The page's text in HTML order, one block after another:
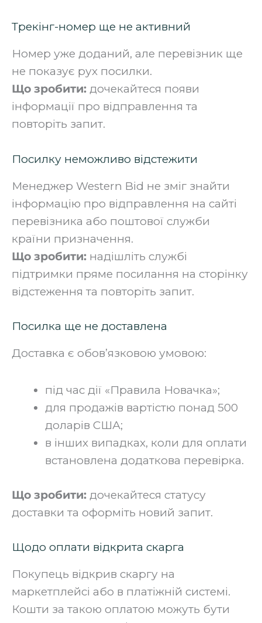
Трекінг-номер ще не активний
Номер уже доданий, але перевізник ще
не показує рух посилки.
Що зробити: дочекайтеся появи
інформації про відправлення та
повторіть запит.
Посилку неможливо відстежити
Менеджер Western Bid не зміг знайти
інформацію про відправлення на сайті
перевізника або поштової служби
країни призначення.
Що зробити: надішліть службі
підтримки пряме посилання на сторінку
відстеження та повторіть запит.
Посилка ще не доставлена
Доставка є обов’язковою умовою:
під час дії «Правила Новачка»;
для продажів вартістю понад 500
доларів США;
в інших випадках, коли для оплати
встановлена додаткова перевірка.
Що зробити: дочекайтеся статусу
доставки та оформіть новий запит.
Щодо оплати відкрита скарга
Покупець відкрив скаргу на
маркетплейсі або в платіжній системі.
Кошти за такою оплатою можуть бути